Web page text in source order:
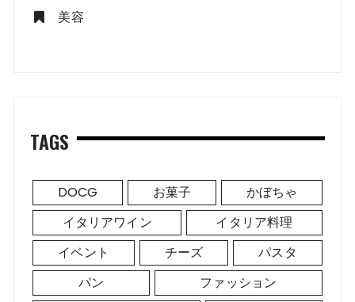
美容
TAGS
DOCG お菓子
かぼちゃ
イタリアワイン
イタリア料理
イベント
チーズ
パスタ
パン
ファッション